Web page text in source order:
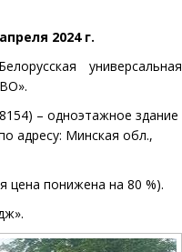
2024 г.
универсальная
– одноэтажное здание
адресу: Минская обл.,
цена понижена на 80 %).